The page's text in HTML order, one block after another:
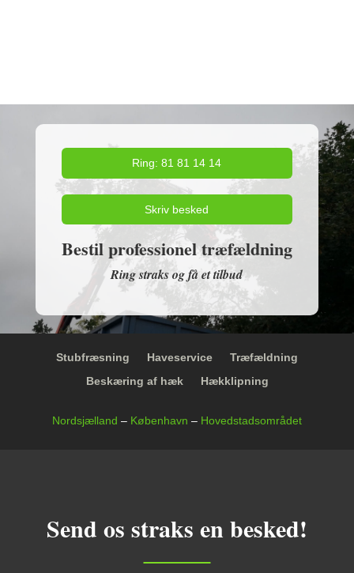
Ring: 81 81 14 14
Skriv besked
Bestil professionel træfældning
Ring straks og få et tilbud
Stubfræsning Haveservice
Træfældning
Beskæring af hæk
Hækklipning
Nordsjælland – København – Hovedstadsområdet
Send os straks en besked!